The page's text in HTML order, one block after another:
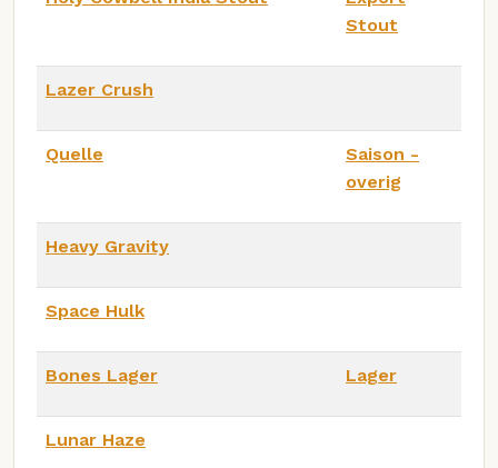
Stout
Lazer Crush
Quelle
Saison -
overig
Heavy Gravity
Space Hulk
Bones Lager Lager
Lunar Haze